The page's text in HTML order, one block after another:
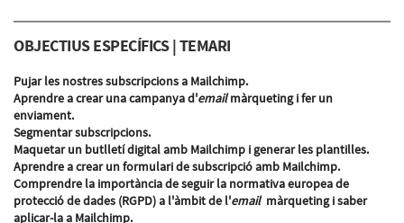
OBJECTIUS ESPECÍFICS | TEMARI
Pujar les nostres subscripcions a Mailchimp.
Aprendre a crear una campanya d'emailmàrqueting i fer un
enviament.
Segmentar subscripcions.
Maquetar un butlletí digital amb Mailchimp i generar les plantilles.
Aprendre a crear un formulari de subscripció amb Mailchimp.
Comprendre la importància de seguir la normativa europea de
protecció de dades (RGPD) a l'àmbit de l'email màrqueting i saber
aplicar-la a Mailchimp.